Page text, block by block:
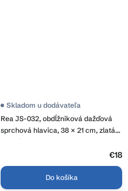
Rea JS-032, obdĺžniková dažďová
sprchová hlavica, 38 × 21 cm, zlatá
matná, REA-P0396
Skladom u dodávateľa
€18
Do košíka